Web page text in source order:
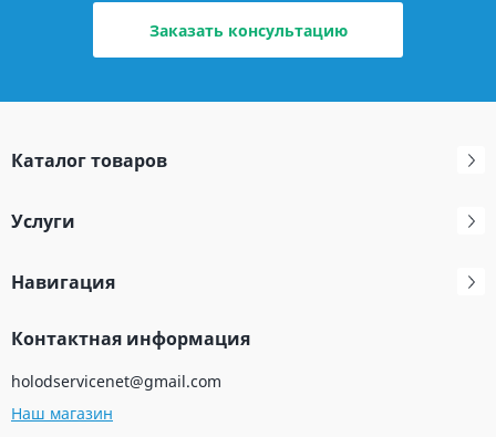
Заказать консультацию
Каталог товаров
Услуги
Навигация
Контактная информация
holodservicenet@gmail.com
Наш магазин